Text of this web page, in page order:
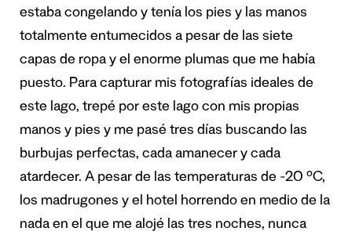
estaba congelando y tenía los pies y las manos
totalmente entumecidos a pesar de las siete
capas de ropa y el enorme plumas que me había
puesto. Para capturar mis fotografías ideales de
este lago, trepé por este lago con mis propias
manos y pies y me pasé tres días buscando las
burbujas perfectas, cada amanecer y cada
atardecer. A pesar de las temperaturas de -20 ºC,
los madrugones y el hotel horrendo en medio de la
nada en el que me alojé las tres noches, nunca